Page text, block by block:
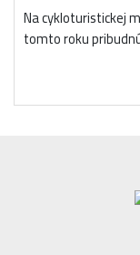
Na cykloturistickej
tomto roku